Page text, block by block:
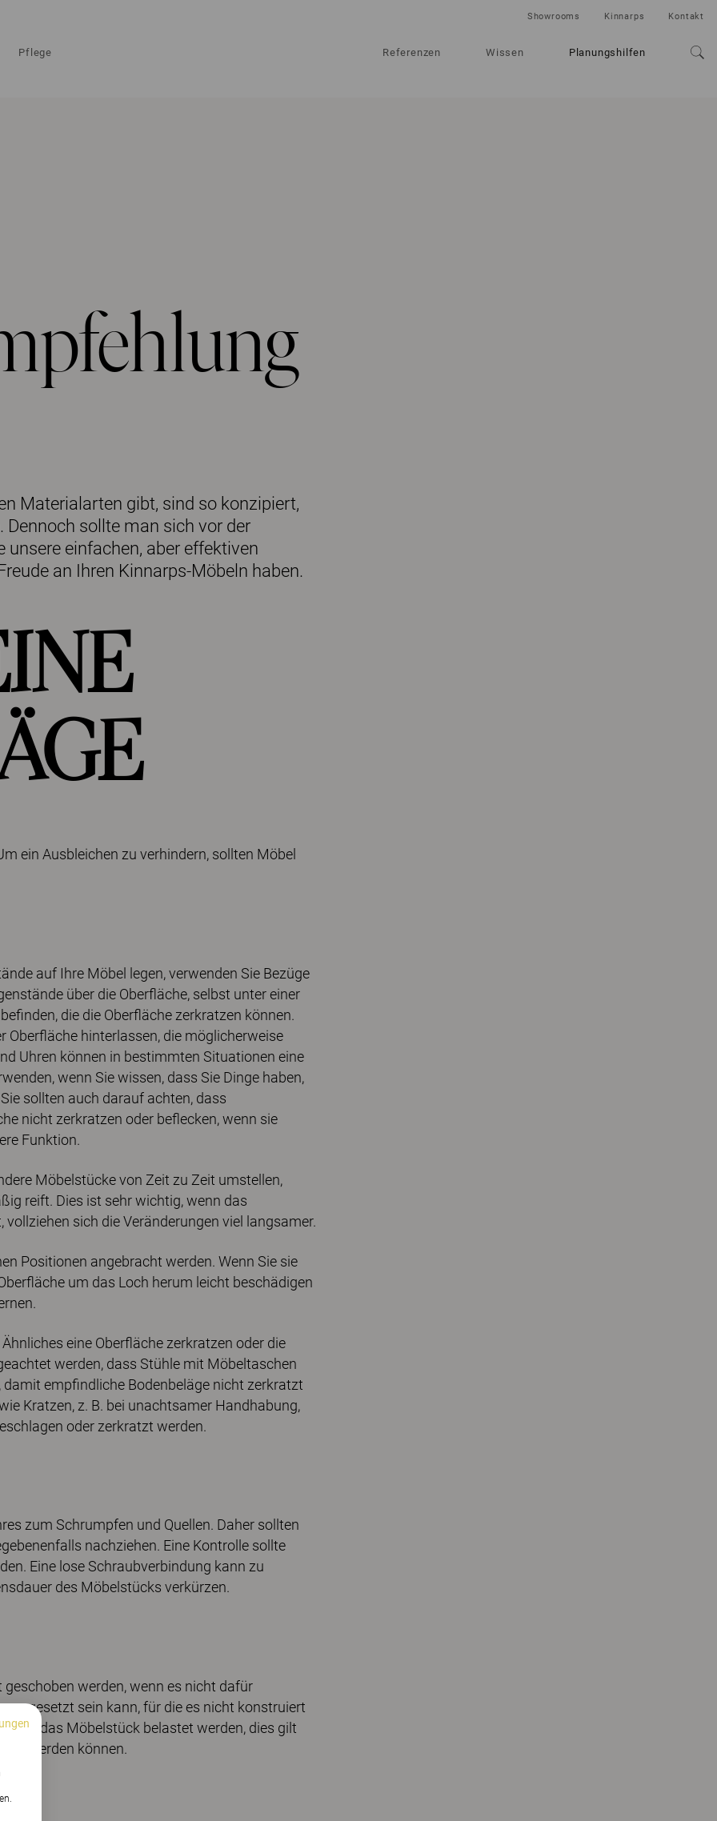
Pflege Referenzen Wissen Planungshilfen
Showrooms Kinnarps Kontakt
Materialarten gibt, sind so konzipiert,
sollte man sich vor der
unsere einfachen, aber effektiven
an Ihren Kinnarps-Möbeln haben.
ein Ausbleichen zu verhindern, sollten Möbel
auf Ihre Möbel legen, verwenden Sie Bezüge
über die Oberfläche, selbst unter einer
die die Oberfläche zerkratzen können.
hinterlassen, die möglicherweise
Uhren können in bestimmten Situationen eine
wenn Sie wissen, dass Sie Dinge haben,
sollten auch darauf achten, dass
nicht zerkratzen oder beflecken, wenn sie
Funktion.
Möbelstücke von Zeit zu Zeit umstellen,
reift. Dies ist sehr wichtig, wenn das
sich die Veränderungen viel langsamer.
Positionen angebracht werden. Wenn Sie sie
um das Loch herum leicht beschädigen
eine Oberfläche zerkratzen oder die
werden, dass Stühle mit Möbeltaschen
empfindliche Bodenbeläge nicht zerkratzt
Kratzen, z. B. bei unachtsamer Handhabung,
oder zerkratzt werden.
zum Schrumpfen und Quellen. Daher sollten
nachziehen. Eine Kontrolle sollte
Eine lose Schraubverbindung kann zu
des Möbelstücks verkürzen.
werden, wenn es nicht dafür
sein kann, für die es nicht konstruiert
das Möbelstück belastet werden, dies gilt
werden können.